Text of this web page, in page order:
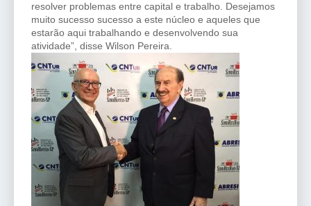
resolver problemas entre capital e trabalho. Desejamos
muito sucesso sucesso a este núcleo e aqueles que
estarão aqui trabalhando e desenvolvendo sua
atividade”, disse Wilson Pereira.